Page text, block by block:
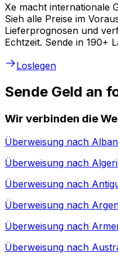
Xe macht internationale
Sieh alle Preise im
Lieferprognosen und
Echtzeit. Sende in 190+
Loslegen
Sende Geld an
Wir verbinden die
Überweisung nach
Überweisung nach
Überweisung nach
Überweisung nach
Überweisung nach
Überweisung nach